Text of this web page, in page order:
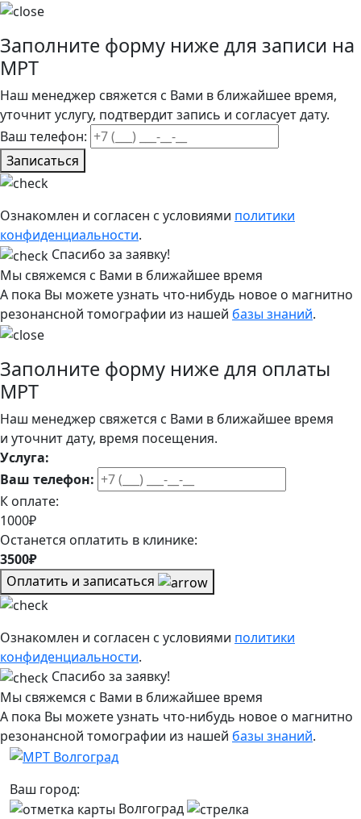
Заполните форму ниже для записи на
МРТ
Наш менеджер свяжется с Вами в ближайшее время,
уточнит услугу, подтвердит запись и согласует дату.
Ваш телефон:
Записаться
Ознакомлен и согласен с условиями политики
конфиденциальности.
Спасибо за заявку!
Мы свяжемся с Вами в ближайшее время
А пока Вы можете узнать что-нибудь новое о магнитно
резонансной томографии из нашей базы знаний.
Заполните форму ниже для оплаты
МРТ
Наш менеджер свяжется с Вами в ближайшее время
и уточнит дату, время посещения.
Услуга:
Ваш телефон:
К оплате:
1000₽
Останется оплатить в клинике:
3500₽
Оплатить и записаться
Ознакомлен и согласен с условиями политики
конфиденциальности.
Спасибо за заявку!
Мы свяжемся с Вами в ближайшее время
А пока Вы можете узнать что-нибудь новое о магнитно
резонансной томографии из нашей базы знаний.
Ваш город:
Волгоград